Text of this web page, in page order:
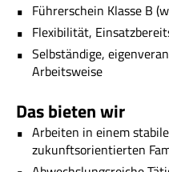
Führerschein Klasse B
Flexibilität,
Selbständige,
Arbeitsweise
Das bieten wir
Arbeiten in einem
zukunftsorientierten